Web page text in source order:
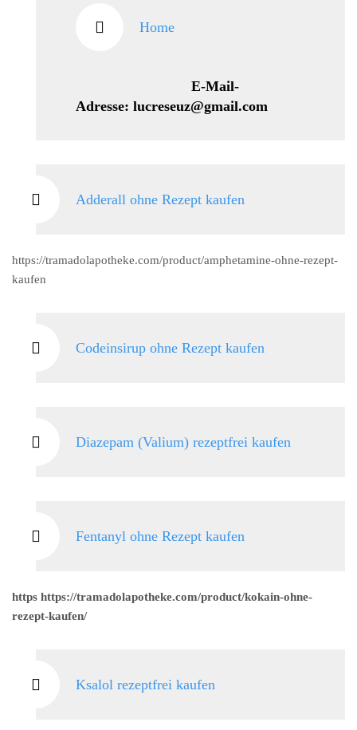
Home
E-Mail-
Adresse: lucreseuz@gmail.com
Adderall ohne Rezept kaufen
https://tramadolapotheke.com/product/amphetamine-ohne-rezept-
kaufen
Codeinsirup ohne Rezept kaufen
Diazepam (Valium) rezeptfrei kaufen
Fentanyl ohne Rezept kaufen
https https://tramadolapotheke.com/product/kokain-ohne-
rezept-kaufen/
Ksalol rezeptfrei kaufen